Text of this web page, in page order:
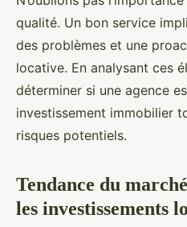
qualité. Un bon service
des problèmes et une
locative. En analysant ces
déterminer si une agence
investissement immobilier
risques potentiels.
Tendance du
les investissements